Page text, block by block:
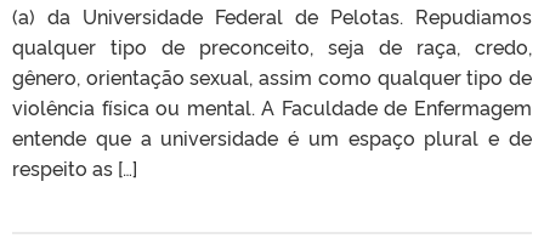
(a) da Universidade Federal de Pelotas. Repudiamos
qualquer tipo de preconceito, seja de raça, credo,
gênero, orientação sexual, assim como qualquer tipo de
violência física ou mental. A Faculdade de Enfermagem
entende que a universidade é um espaço plural e de
respeito as […]